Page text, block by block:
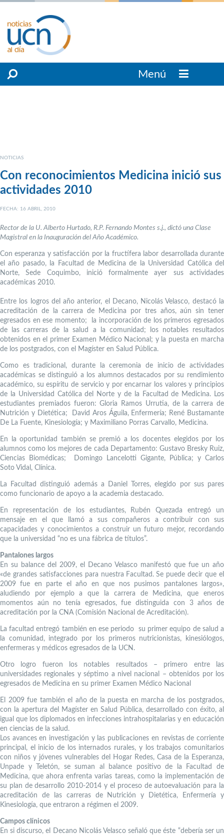
Menú
NOTICIAS
Con reconocimientos Medicina inició sus
actividades 2010
FECHA: 16 ABRIL, 2010
Rector de la U. Alberto Hurtado, R.P. Fernando Montes s.j., dictó una Clase
Magistral en la Inauguración del Año Académico.
Con esperanza y satisfacción por la fructífera labor desarrollada durante
el año pasado, la Facultad de Medicina de la Universidad Católica del
Norte, Sede Coquimbo, inició formalmente ayer sus actividades
académicas 2010.
Entre los logros del año anterior, el Decano, Nicolás Velasco, destacó la
acreditación de la carrera de Medicina por tres años, aún sin tener
egresados en ese momento; la incorporación de los primeros egresados
de las carreras de la salud a la comunidad; los notables resultados
obtenidos en el primer Examen Médico Nacional; y la puesta en marcha
de los postgrados, con el Magíster en Salud Pública.
Como es tradicional, durante la ceremonia de inicio de actividades
académicas se distinguió a los alumnos destacados por su rendimiento
académico, su espíritu de servicio y por encarnar los valores y principios
de la Universidad Católica del Norte y de la Facultad de Medicina. Los
estudiantes premiados fueron: Gloria Ramos Urrutia, de la carrera de
Nutrición y Dietética; David Aros Águila, Enfermería; René Bustamante
De La Fuente, Kinesiología; y Maximiliano Porras Carvallo, Medicina.
En la oportunidad también se premió a los docentes elegidos por los
alumnos como los mejores de cada Departamento: Gustavo Bresky Ruiz,
Ciencias Biomédicas; Domingo Lancelotti Gigante, Pública; y Carlos
Soto Vidal, Clínica.
La Facultad distinguió además a Daniel Torres, elegido por sus pares
como funcionario de apoyo a la academia destacado.
En representación de los estudiantes, Rubén Quezada entregó un
mensaje en el que llamó a sus compañeros a contribuir con sus
capacidades y conocimientos a construir un futuro mejor, recordando
que la universidad “no es una fábrica de títulos”.
Pantalones largos
En su balance del 2009, el Decano Velasco manifestó que fue un año
«de grandes satisfacciones para nuestra Facultad. Se puede decir que el
2009 fue en parte el año en que nos pusimos pantalones largos»,
aludiendo por ejemplo a que la carrera de Medicina, que eneros
momentos aún no tenía egresados, fue distinguida con 3 años de
acreditación por la CNA (Comisión Nacional de Acreditación).
La facultad entregó también en ese periodo su primer equipo de salud a
la comunidad, integrado por los primeros nutricionistas, kinesiólogos,
enfermeras y médicos egresados de la UCN.
Otro logro fueron los notables resultados – primero entre las
universidades regionales y séptimo a nivel nacional – obtenidos por los
egresados de Medicina en su primer Examen Médico Nacional
El 2009 fue también el año de la puesta en marcha de los postgrados,
con la apertura del Magíster en Salud Pública, desarrollado con éxito, al
igual que los diplomados en infecciones intrahospitalarias y en educación
en ciencias de la salud.
Los avances en investigación y las publicaciones en revistas de corriente
principal, el inicio de los internados rurales, y los trabajos comunitarios
con niños y jóvenes vulnerables del Hogar Redes, Casa de la Esperanza,
Unpade y Teletón, se suman al balance positivo de la Facultad de
Medicina, que ahora enfrenta varias tareas, como la implementación de
su plan de desarrollo 2010-2014 y el proceso de autoevaluación para la
acreditación de las carreras de Nutrición y Dietética, Enfermería y
Kinesiología, que entraron a régimen el 2009.
Campos clínicos
En si discurso, el Decano Nicolás Velasco señaló que éste “debería ser un